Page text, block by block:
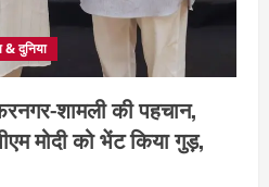
& दुनिया
शामली की पहचान,
मोदी को भेंट किया गुड़,